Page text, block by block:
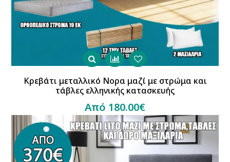
Κρεβάτι μεταλλικό Νορα μαζί με στρώμα και
τάβλες ελληνικής κατασκευής
Από 180.00€